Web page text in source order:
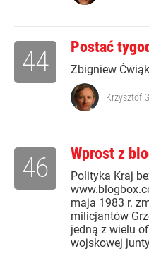
Postać
Zbigniew
44
Krzysztof
Wprost z
Polityka Kraj
maja 1983 r.
milicjantów
jedną z wielu
wojskowej
46